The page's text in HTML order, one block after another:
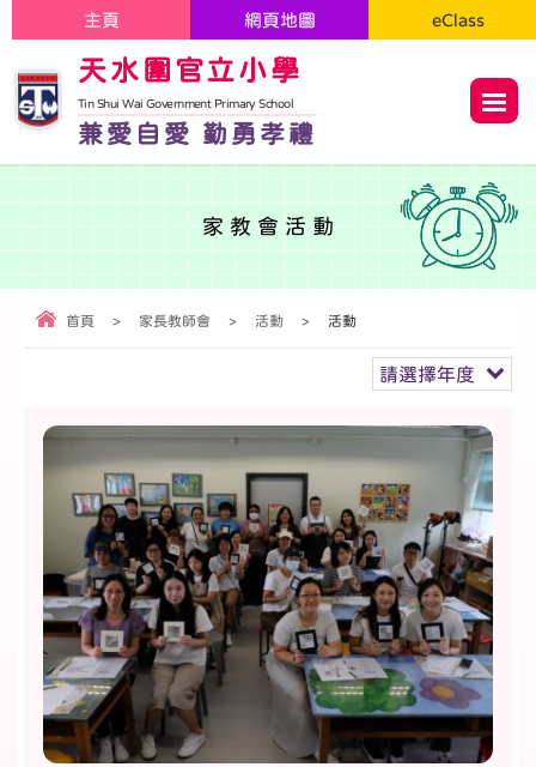
天水圍官立小學
Tin Shui Wai Government Primary School
兼愛自愛 勤勇孝禮
主頁 網頁地圖 eClass
家教會活動
首頁 > 家長教師會 > 活動 > 活動
請選擇年度